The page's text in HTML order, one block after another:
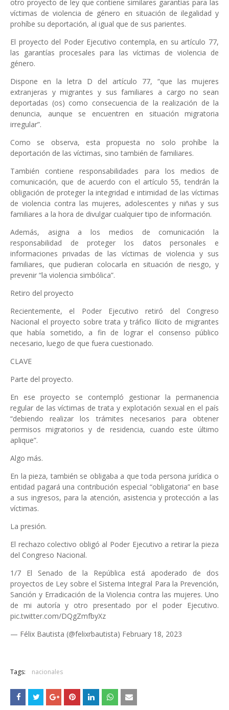
otro proyecto de ley que contiene similares garantías para las
víctimas de violencia de género en situación de ilegalidad y
prohíbe su deportación, al igual que de sus parientes.
El proyecto del Poder Ejecutivo contempla, en su artículo 77,
las garantías procesales para las víctimas de violencia de
género.
Dispone en la letra D del artículo 77, “que las mujeres
extranjeras y migrantes y sus familiares a cargo no sean
deportadas (os) como consecuencia de la realización de la
denuncia, aunque se encuentren en situación migratoria
irregular”.
Como se observa, esta propuesta no solo prohíbe la
deportación de las víctimas, sino también de familiares.
También contiene responsabilidades para los medios de
comunicación, que de acuerdo con el artículo 55, tendrán la
obligación de proteger la integridad e intimidad de las víctimas
de violencia contra las mujeres, adolescentes y niñas y sus
familiares a la hora de divulgar cualquier tipo de información.
Además, asigna a los medios de comunicación la
responsabilidad de proteger los datos personales e
informaciones privadas de las víctimas de violencia y sus
familiares, que pudieran colocarla en situación de riesgo, y
prevenir “la violencia simbólica”.
Retiro del proyecto
Recientemente, el Poder Ejecutivo retiró del Congreso
Nacional el proyecto sobre trata y tráfico Ilícito de migrantes
que había sometido, a fin de lograr el consenso público
necesario, luego de que fuera cuestionado.
CLAVE
Parte del proyecto.
En ese proyecto se contempló gestionar la permanencia
regular de las víctimas de trata y explotación sexual en el país
“debiendo realizar los trámites necesarios para obtener
permisos migratorios y de residencia, cuando este último
aplique”.
Algo más.
En la pieza, también se obligaba a que toda persona jurídica o
entidad pagará una contribución especial “obligatoria” en base
a sus ingresos, para la atención, asistencia y protección a las
víctimas.
La presión.
El rechazo colectivo obligó al Poder Ejecutivo a retirar la pieza
del Congreso Nacional.
1/7 El Senado de la República está apoderado de dos
proyectos de Ley sobre el Sistema Integral Para la Prevención,
Sanción y Erradicación de la Violencia contra las mujeres. Uno
de mi autoría y otro presentado por el poder Ejecutivo.
pic.twitter.com/DQgZmfbyXz
— Félix Bautista (@felixrbautista) February 18, 2023
Tags: nacionales